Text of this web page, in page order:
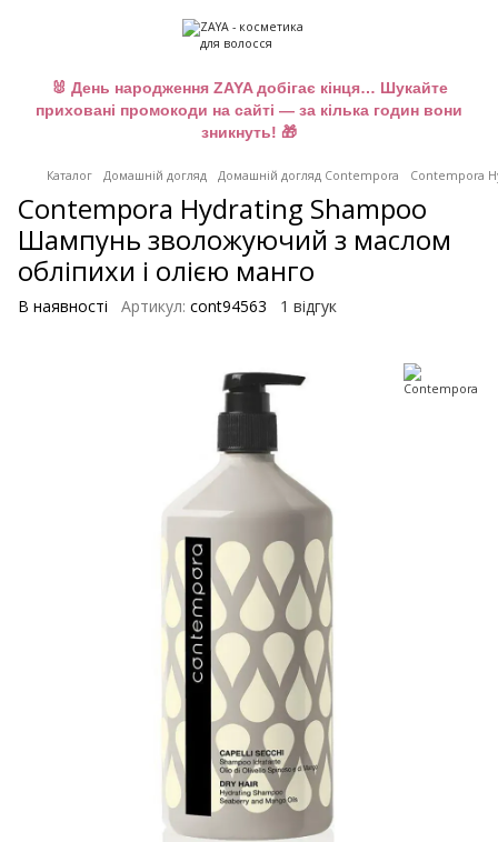
🐰 День народження ZAYA добігає кінця… Шукайте
приховані промокоди на сайті — за кілька годин вони
зникнуть! 🎁
Каталог Домашній догляд Домашній догляд Contempora Contempora
Contempora Hydrating Shampoo
Шампунь зволожуючий з маслом
обліпихи і олією манго
В наявності Артикул: cont94563 1 відгук